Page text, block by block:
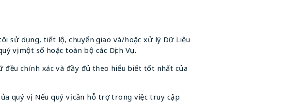
sử dụng, tiết lộ, chuyển giao và/hoặc xử lý Dữ Liệu
vị một số hoặc toàn bộ các Dịch Vụ.
đều chính xác và đầy đủ theo hiểu biết tốt nhất của
quý vị. Nếu quý vị cần hỗ trợ trong việc truy cập